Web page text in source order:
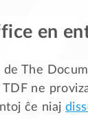
en
The
ne
ĉe niaj